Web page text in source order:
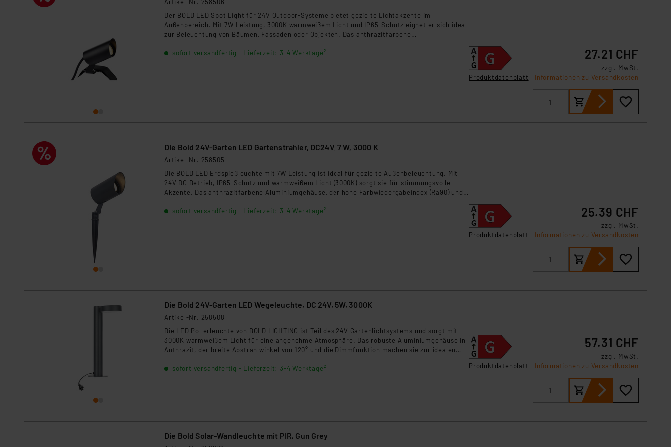
Für die USA besteht kein Angemessenheitsbeschluss der EU. Dies bedeutet, dass die USA als Land mit unzureichendem
Datenschutz nach EU-Standards eingestuft wird. So besteht etwa das Risiko, dass US-Behörden personenbezogene
Daten in Überwachungsprogrammen verarbeiten, ohne dass hiergegen Klagemöglichkeiten für Europäer bestehen.
Unsere Kooperation mit diesen Dienstleistern stützt sich auf die Standarddatenschutzklauseln der Europäischen
Kommission sowie einer eigenen Beurteilung der mit der Datenübermittlung, insbesondere der Art der übermittelten
Artikel-Nr. 258506
Der BOLD LED Spot Light für 24V Outdoor-Systeme bietet gezielte Lichtakzente im
Außenbereich. Mit 7W Leistung, 3000K warmweißem Licht und IP65-Schutz eignet er sich ideal
zur Beleuchtung von Bäumen, Fassaden oder Objekten. Das anthrazitfarbene
ohne Erdspieß.
sofort versandfertig - Lieferzeit: 3-4 Werktage²
Produktdatenblatt
27.21 CHF
zzgl. MwSt.
Informationen zu Versandkosten
Die Bold 24V-Garten LED Gartenstrahler, DC24V, 7 W, 3000 K
Artikel-Nr. 258505
Die BOLD LED Erdspießleuchte mit 7W Leistung ist ideal für gezielte Außenbeleuchtung. Mit
24V DC Betrieb, IP65-Schutz und warmweißem Licht (3000K) sorgt sie für stimmungsvolle
Akzente. Das anthrazitfarbene Aluminiumgehäuse, der hohe Farbwiedergabeindex (Ra90) und
sofort versandfertig - Lieferzeit: 3-4 Werktage²
Produktdatenblatt
25.39 CHF
zzgl. MwSt.
Informationen zu Versandkosten
Die Bold 24V-Garten LED Wegeleuchte, DC 24V, 5W, 3000K
Artikel-Nr. 258508
Die LED Pollerleuchte von BOLD LIGHTING ist Teil des 24V Gartenlichtsystems und sorgt mit
3000K warmweißem Licht für eine angenehme Atmosphäre. Das robuste Aluminiumgehäuse in
Anthrazit, der breite Abstrahlwinkel von 120° und die Dimmfunktion machen sie zur idealen
sofort versandfertig - Lieferzeit: 3-4 Werktage²
Produktdatenblatt
57.31 CHF
zzgl. MwSt.
Informationen zu Versandkosten
Die Bold Solar-Wandleuchte mit PIR, Gun Grey